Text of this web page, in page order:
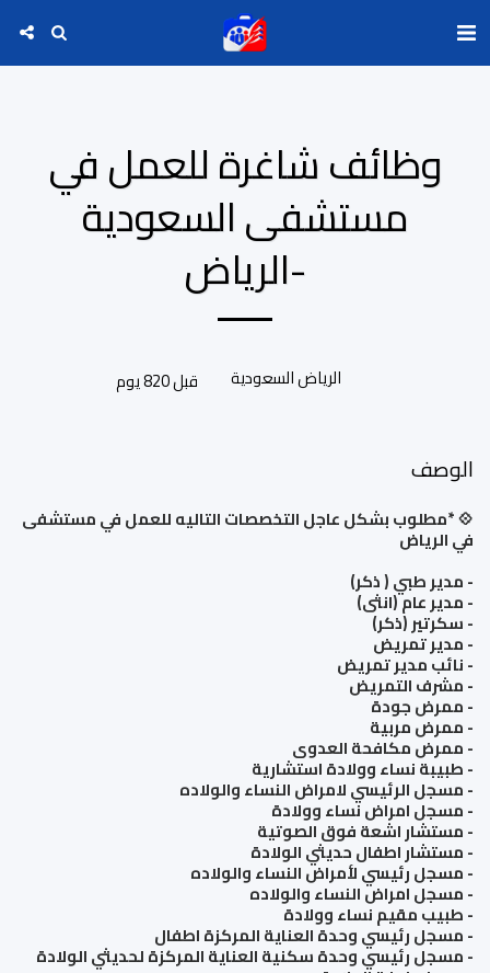
وظائف شاغرة للعمل في
مستشفى السعودية
-الرياض
الرياض السعودية قبل 820 يوم
الوصف
💠 *مطلوب بشكل عاجل التخصصات التاليه للعمل في مستشفى
في الرياض
- مدير طبي ( ذكر)
- مدير عام (انثى)
- سكرتير (ذكر)
- مدير تمريض
- نائب مدير تمريض
- مشرف التمريض
- ممرض جودة
- ممرض مربية
- ممرض مكافحة العدوى
- طبيبة نساء وولادة استشارية
- مسجل الرئيسي لامراض النساء والولاده
- مسجل امراض نساء وولادة
- مستشار اشعة فوق الصوتية
- مستشار اطفال حديثي الولادة
- مسجل رئيسي لأمراض النساء والولاده
- مسجل امراض النساء والولاده
- طبيب مقيم نساء وولادة
- مسجل رئيسي وحدة العناية المركزة اطفال
- مسجل رئيسي وحدة سكنية العناية المركزة لحديثي الولادة